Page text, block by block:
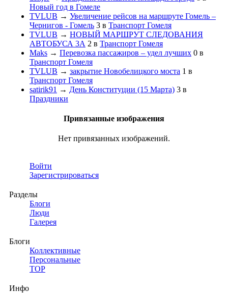
Новый год в Гомеле
TVLUB → Увеличение рейсов на маршруте Гомель –
Чернигов - Гомель 3 в Транспорт Гомеля
TVLUB → НОВЫЙ МАРШРУТ СЛЕДОВАНИЯ
АВТОБУСА 3А 2 в Транспорт Гомеля
Maks → Перевозка пассажиров – удел лучших 0 в
Транспорт Гомеля
TVLUB → закрытие Новобелицкого моста 1 в
Транспорт Гомеля
satirik91 → День Конституции (15 Марта) 3 в
Праздники
Привязанные изображения
Нет привязанных изображений.
Войти
Зарегистрироваться
Разделы
Блоги
Люди
Галерея
Блоги
Коллективные
Персональные
TOP
Инфо